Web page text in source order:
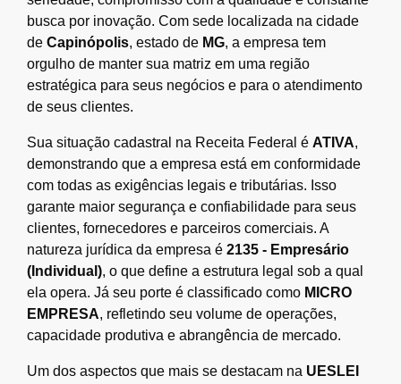
busca por inovação. Com sede localizada na cidade
de Capinópolis, estado de MG, a empresa tem
orgulho de manter sua matriz em uma região
estratégica para seus negócios e para o atendimento
de seus clientes.
Sua situação cadastral na Receita Federal é ATIVA,
demonstrando que a empresa está em conformidade
com todas as exigências legais e tributárias. Isso
garante maior segurança e confiabilidade para seus
clientes, fornecedores e parceiros comerciais. A
natureza jurídica da empresa é 2135 - Empresário
(Individual), o que define a estrutura legal sob a qual
ela opera. Já seu porte é classificado como MICRO
EMPRESA, refletindo seu volume de operações,
capacidade produtiva e abrangência de mercado.
Um dos aspectos que mais se destacam na UESLEI